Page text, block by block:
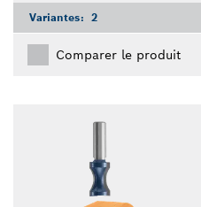
Variantes: 2
Comparer le produit